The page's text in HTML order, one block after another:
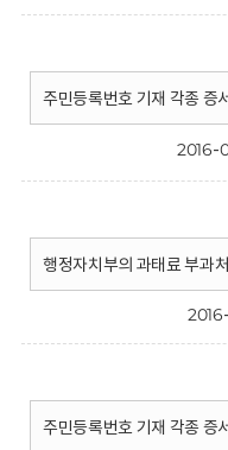
주민등록번호 기재 각종 증
2016-
행정자치부의 과태료 부과
주민등록번호 기재 각종 증